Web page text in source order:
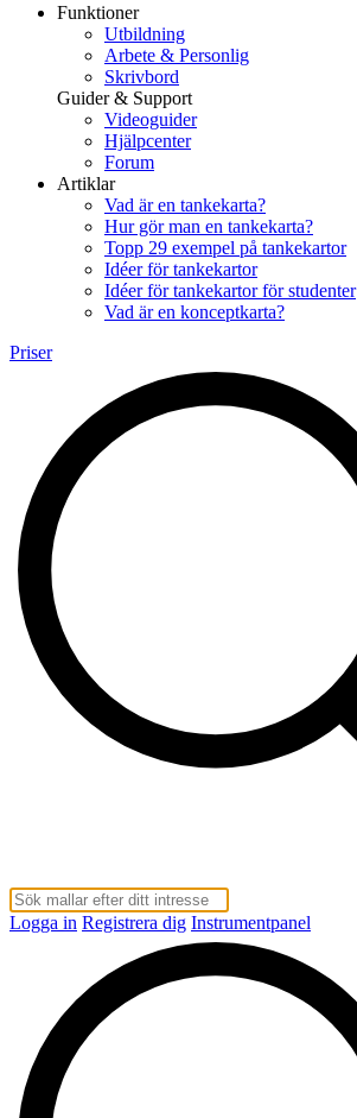
Funktioner
Utbildning
Arbete & Personlig
Skrivbord
Guider & Support
Videoguider
Hjälpcenter
Forum
Artiklar
Vad är en tankekarta?
Hur gör man en tankekarta?
Topp 29 exempel på tankekartor
Idéer för tankekartor
Idéer för tankekartor för studenter
Vad är en konceptkarta?
Priser
Logga in Registrera dig Instrumentpanel